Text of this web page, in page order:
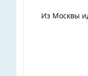
Из Москвы